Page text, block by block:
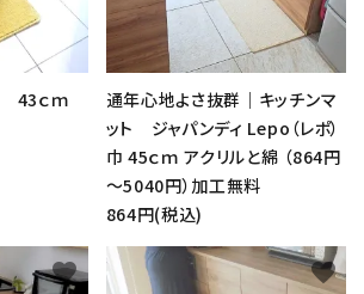
43ｃｍ
通年心地よさ抜群｜キッチンマ
ット ジャパンディ Lepo（レポ）
巾 45ｃｍ アクリルと綿 （864円
～5040円）加工無料
864円(税込)
favorite favorite